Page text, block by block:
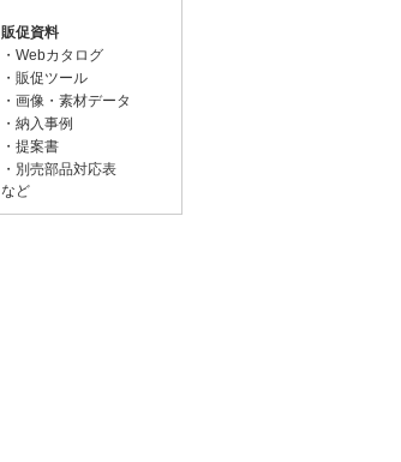
販促資料
・Webカタログ
・販促ツール
・画像・素材データ
・納入事例
・提案書
・別売部品対応表
など